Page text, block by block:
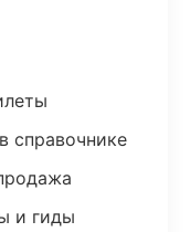
справочнике
и гиды